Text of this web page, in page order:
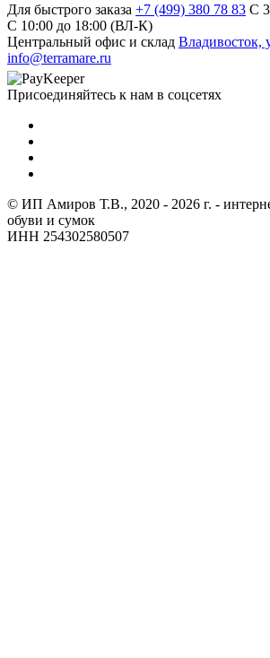
Для быстрого заказа +7 (499) 380 78 83 С
C 10:00 до 18:00 (ВЛ-К)
Центральный офис и склад Владивосток,
info@terramare.ru
Присоединяйтесь к нам в соцсетях
© ИП Амиров Т.В., 2020 - 2026 г. -
обуви и сумок
ИНН 254302580507